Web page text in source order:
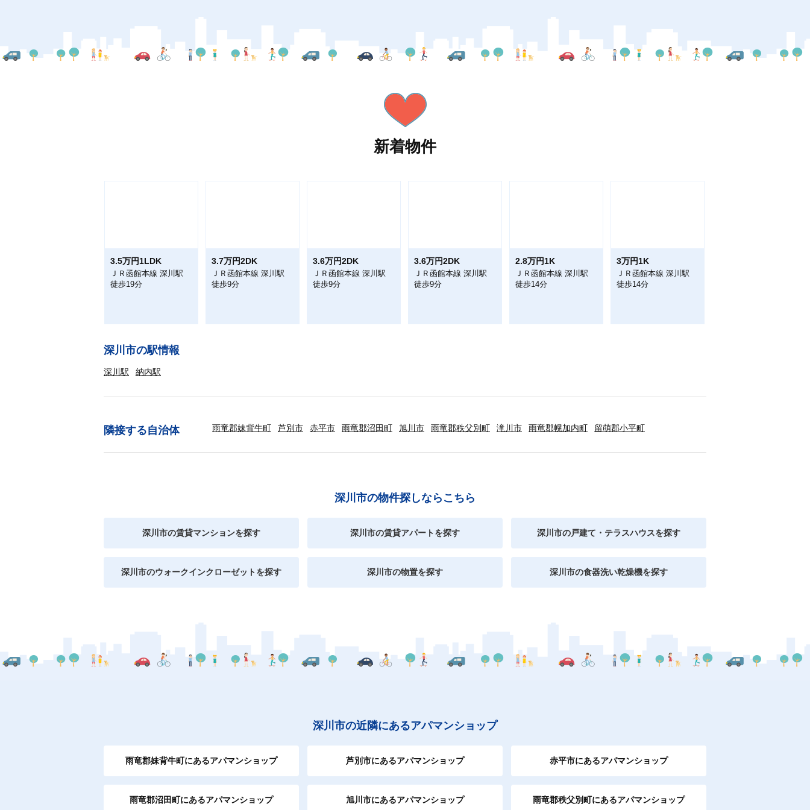
新着物件
3.5万円1LDK
ＪＲ函館本線 深川駅
徒歩19分
3.7万円2DK
ＪＲ函館本線 深川駅
徒歩9分
3.6万円2DK
ＪＲ函館本線 深川駅
徒歩9分
3.6万円2DK
ＪＲ函館本線 深川駅
徒歩9分
2.8万円1K
ＪＲ函館本線 深川駅
徒歩14分
3万円1K
ＪＲ函館本線 深川駅
徒歩14分
深川市の駅情報
深川駅 納内駅
隣接する自治体 雨竜郡妹背牛町 芦別市 赤平市 雨竜郡沼田町 旭川市 雨竜郡秩父別町 滝川市 雨竜郡幌加内町 留萌郡小平町
深川市の物件探しならこちら
深川市の賃貸マンションを探す 深川市の賃貸アパートを探す 深川市の戸建て・テラスハウスを探す
深川市のウォークインクローゼットを探す 深川市の物置を探す 深川市の食器洗い乾燥機を探す
深川市の近隣にあるアパマンショップ
雨竜郡妹背牛町にあるアパマンショップ 芦別市にあるアパマンショップ 赤平市にあるアパマンショップ
雨竜郡沼田町にあるアパマンショップ 旭川市にあるアパマンショップ 雨竜郡秩父別町にあるアパマンショップ